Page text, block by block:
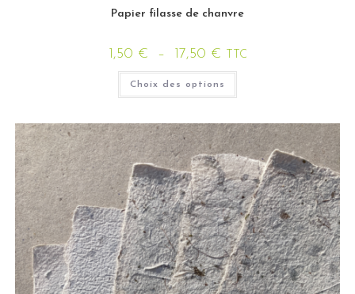
Papier filasse de chanvre
1,50 € – 17,50 € TTC
Choix des options